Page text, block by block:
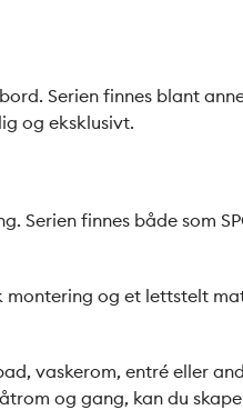
Serien finnes blant
og eksklusivt.
Serien finnes både som
og et lettstelt
vaskerom, entré eller
og gang, kan du